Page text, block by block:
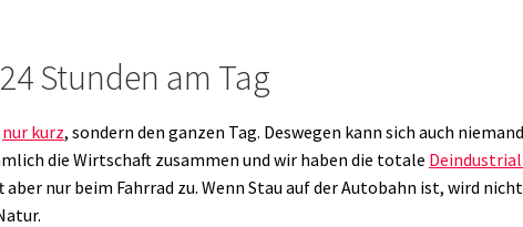
Stunden am Tag
nur kurz, sondern den ganzen Tag. Deswegen kann sich auch
die Wirtschaft zusammen und wir haben die totale
nur beim Fahrrad zu. Wenn Stau auf der Autobahn ist, wird